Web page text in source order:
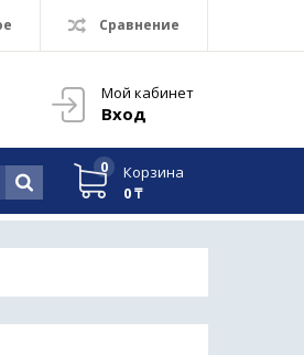
Сравнение
Мой кабинет
Вход
0
Корзина
0 ₸